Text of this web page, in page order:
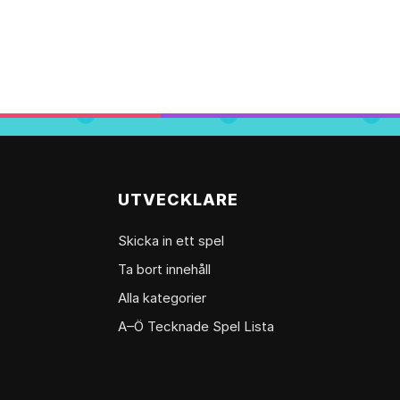
UTVECKLARE
Skicka in ett spel
Ta bort innehåll
Alla kategorier
A–Ö Tecknade Spel Lista